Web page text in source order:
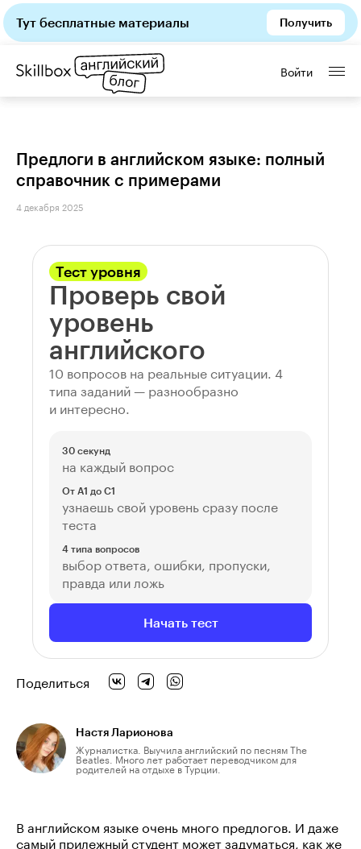
Тут бесплатные материалы Получить
Войти
Предлоги в английском языке: полный
справочник с примерами
4 декабря 2025
Тест уровня
Проверь свой
уровень
английского
10 вопросов на реальные ситуации. 4
типа заданий — разнообразно
и интересно.
30 секунд
на каждый вопрос
От A1 до C1
узнаешь свой уровень сразу после
теста
4 типа вопросов
выбор ответа, ошибки, пропуски,
правда или ложь
Начать тест
Поделиться
Настя Ларионова
Журналистка. Выучила английский по песням The
Beatles. Много лет работает переводчиком для
родителей на отдыхе в Турции.
В английском языке очень много предлогов. И даже
самый прилежный студент может задуматься, как же